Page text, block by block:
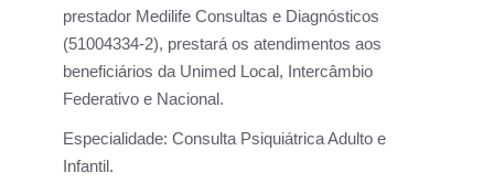
prestador Medilife Consultas e Diagnósticos
(51004334-2), prestará os atendimentos aos
beneficiários da Unimed Local, Intercâmbio
Federativo e Nacional.
Especialidade: Consulta Psiquiátrica Adulto e
Infantil.